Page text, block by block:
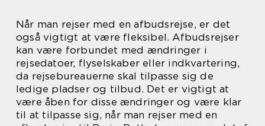
Når man rejser med en afbudsrejse, er det
også vigtigt at være fleksibel. Afbudsrejser
kan være forbundet med ændringer i
rejsedatoer, flyselskaber eller indkvartering,
da rejsebureauerne skal tilpasse sig de
ledige pladser og tilbud. Det er vigtigt at
være åben for disse ændringer og være klar
til at tilpasse sig, når man rejser med en